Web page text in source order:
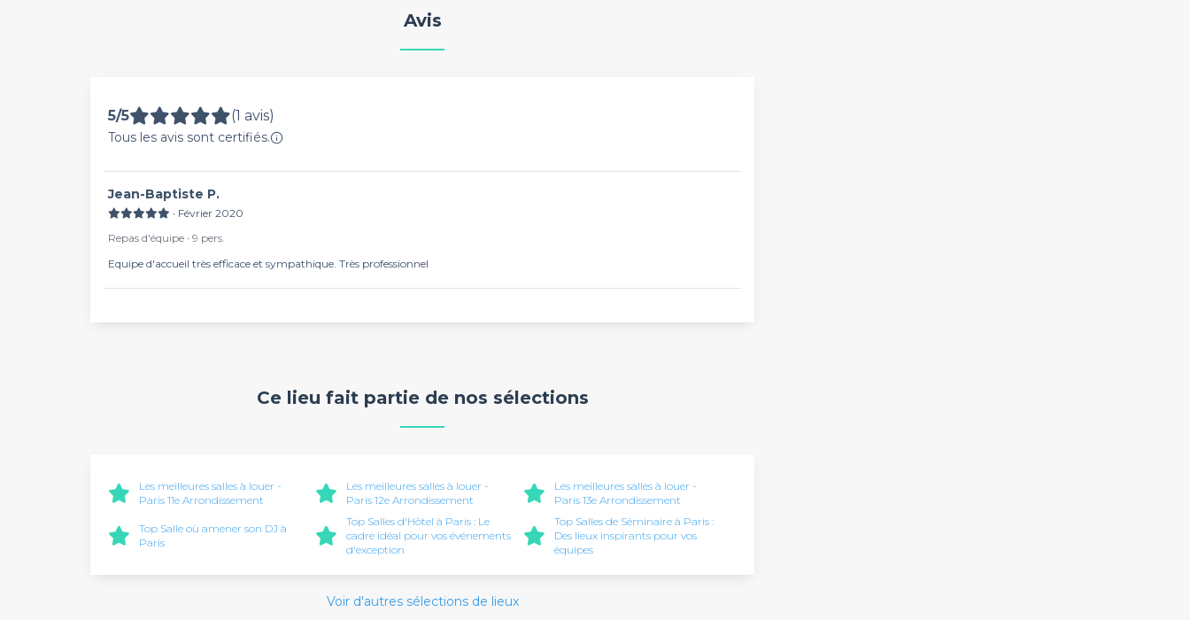
Avis
5/5 (1 avis)
Tous les avis sont certifiés.
Jean-Baptiste P.
∙ Février 2020
Repas d'équipe ∙ 9 pers.
Equipe d'accueil très efficace et sympathique. Très professionnel
Ce lieu fait partie de nos sélections
Les meilleures salles à louer -
Paris 11e Arrondissement
Les meilleures salles à louer -
Paris 12e Arrondissement
Les meilleures salles à louer -
Paris 13e Arrondissement
Top Salle où amener son DJ à
Paris
Top Salles d'Hôtel à Paris : Le
cadre idéal pour vos événements
d'exception
Top Salles de Séminaire à Paris :
Des lieux inspirants pour vos
équipes
Voir d'autres sélections de lieux